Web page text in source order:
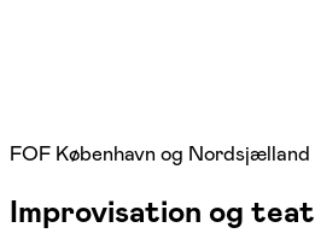
FOF København og Nordsjælland
Improvisation og